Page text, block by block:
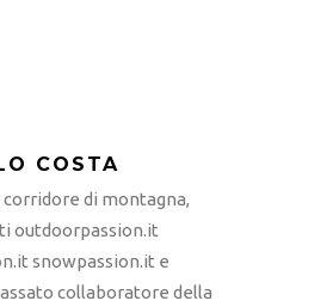
COSTA
di montagna,
outdoorpassion.it
snowpassion.it e
collaboratore della